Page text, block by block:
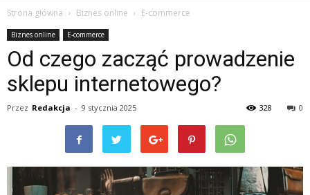
Strona główna Biznes online E-commerce
Biznes online E-commerce
Od czego zacząć prowadzenie
sklepu internetowego?
Przez Redakcja - 9 stycznia 2025 0
328